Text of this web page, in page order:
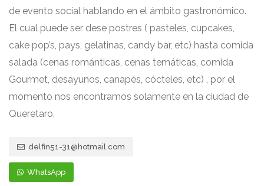
de evento social hablando en el ámbito gastronómico.
El cual puede ser dese postres ( pasteles, cupcakes,
cake pop’s, pays, gelatinas, candy bar, etc) hasta comida
salada (cenas románticas, cenas temáticas, comida
Gourmet, desayunos, canapés, cócteles, etc) , por el
momento nos encontramos solamente en la ciudad de
Queretaro.
delfin51-31@hotmail.com
WhatsApp